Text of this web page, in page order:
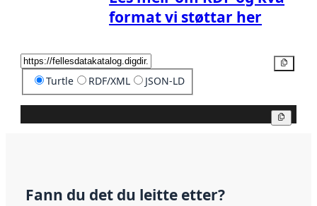
format vi støttar her
Turtle RDF/XML JSON-LD
Fann du det du leitte etter?